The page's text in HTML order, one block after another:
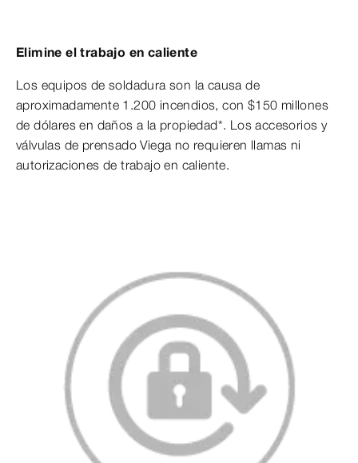
Elimine el trabajo en caliente
Los equipos de soldadura son la causa de
aproximadamente 1.200 incendios, con $150 millones
de dólares en daños a la propiedad*. Los accesorios y
válvulas de prensado Viega no requieren llamas ni
autorizaciones de trabajo en caliente.